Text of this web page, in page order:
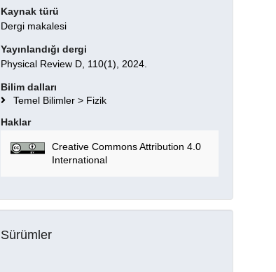
Kaynak türü
Dergi makalesi
Yayınlandığı dergi
Physical Review D, 110(1), 2024.
Bilim dalları
Temel Bilimler > Fizik
Haklar
Creative Commons Attribution 4.0
International
Sürümler